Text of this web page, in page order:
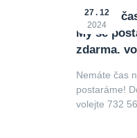
Nemáte
My se
zdarma.
27
12
2024
Nemáte čas
postaráme!
volejte 732